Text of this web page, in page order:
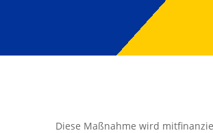
Diese Maßnahme wird